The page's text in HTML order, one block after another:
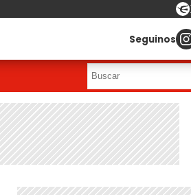
Seguinos